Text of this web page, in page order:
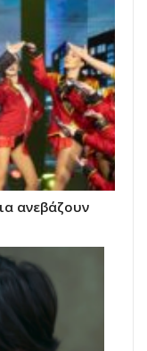
ανεβάζουν